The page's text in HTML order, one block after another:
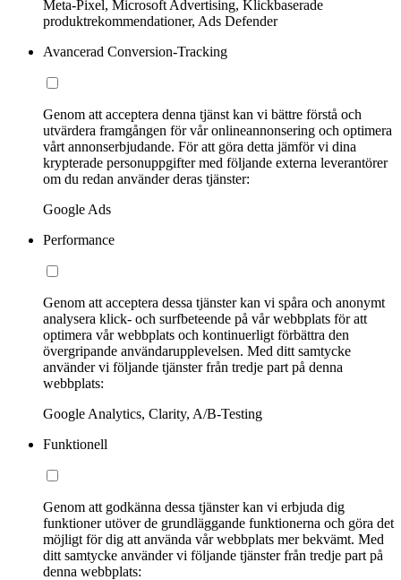
Meta-Pixel, Microsoft Advertising, Klickbaserade
produktrekommendationer, Ads Defender
Avancerad Conversion-Tracking
Genom att acceptera denna tjänst kan vi bättre förstå och
utvärdera framgången för vår onlineannonsering och optimera
vårt annonserbjudande. För att göra detta jämför vi dina
krypterade personuppgifter med följande externa leverantörer
om du redan använder deras tjänster:
Google Ads
Performance
Genom att acceptera dessa tjänster kan vi spåra och anonymt
analysera klick- och surfbeteende på vår webbplats för att
optimera vår webbplats och kontinuerligt förbättra den
övergripande användarupplevelsen. Med ditt samtycke
använder vi följande tjänster från tredje part på denna
webbplats:
Google Analytics, Clarity, A/B-Testing
Funktionell
Genom att godkänna dessa tjänster kan vi erbjuda dig
funktioner utöver de grundläggande funktionerna och göra det
möjligt för dig att använda vår webbplats mer bekvämt. Med
ditt samtycke använder vi följande tjänster från tredje part på
denna webbplats: